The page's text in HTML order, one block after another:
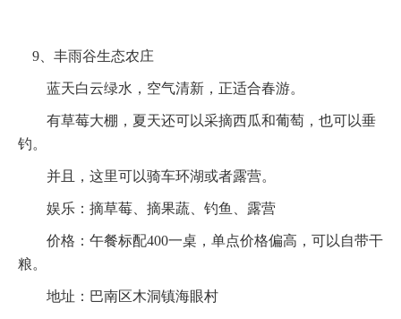
9、丰雨谷生态农庄
蓝天白云绿水，空气清新，正适合春游。
有草莓大棚，夏天还可以采摘西瓜和葡萄，也可以垂
钓。
并且，这里可以骑车环湖或者露营。
娱乐：摘草莓、摘果蔬、钓鱼、露营
价格：午餐标配400一桌，单点价格偏高，可以自带干
粮。
地址：巴南区木洞镇海眼村